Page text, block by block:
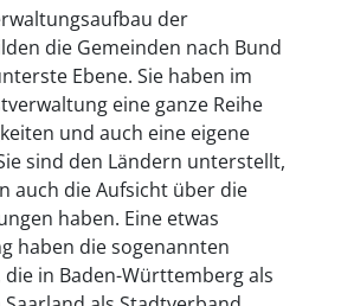
der
die Gemeinden nach Bund
Ebene. Sie haben im
eine ganze Reihe
und auch eine eigene
sind den Ländern unterstellt,
auch die Aufsicht über die
haben. Eine etwas
haben die sogenannten
in Baden-Württemberg als